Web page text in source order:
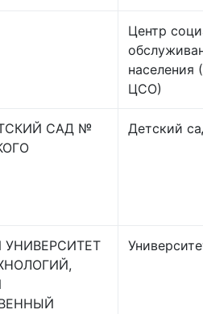
Центр
населения
ЦСО)
САД №
Детский